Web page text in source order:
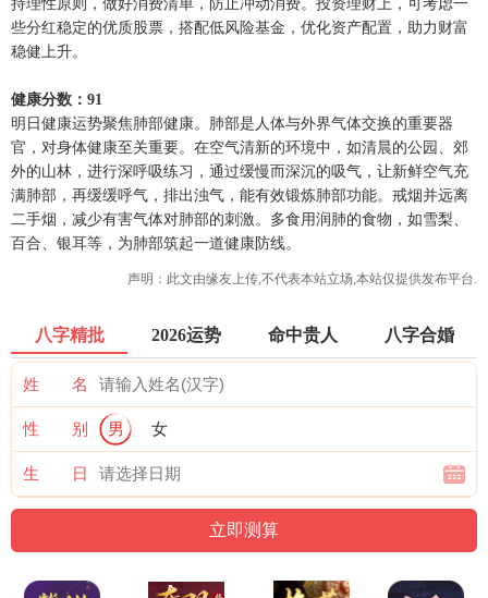
持理性原则，做好消费清单，防止冲动消费。投资理财上，可考虑一
些分红稳定的优质股票，搭配低风险基金，优化资产配置，助力财富
稳健上升。
健康分数：91
明日健康运势聚焦肺部健康。肺部是人体与外界气体交换的重要器
官，对身体健康至关重要。在空气清新的环境中，如清晨的公园、郊
外的山林，进行深呼吸练习，通过缓慢而深沉的吸气，让新鲜空气充
满肺部，再缓缓呼气，排出浊气，能有效锻炼肺部功能。戒烟并远离
二手烟，减少有害气体对肺部的刺激。多食用润肺的食物，如雪梨、
百合、银耳等，为肺部筑起一道健康防线。
声明：此文由缘友上传,不代表本站立场,本站仅提供发布平台.
八字精批 2026运势 命中贵人 八字合婚
姓 名
性 别 男 女
生 日